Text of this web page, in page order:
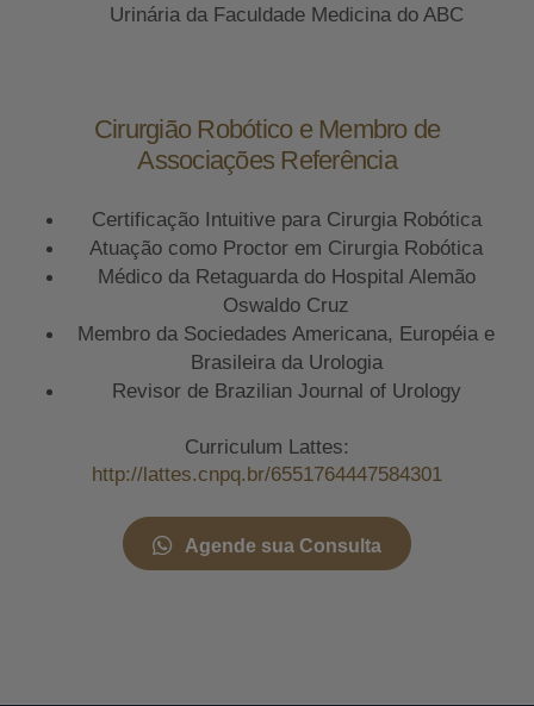
Urinária da Faculdade Medicina do ABC
Cirurgião Robótico e Membro de
Associações Referência
Certificação Intuitive para Cirurgia Robótica
Atuação como Proctor em Cirurgia Robótica
Médico da Retaguarda do Hospital Alemão
Oswaldo Cruz
Membro da Sociedades Americana, Européia e
Brasileira da Urologia
Revisor de Brazilian Journal of Urology
Curriculum Lattes:
http://lattes.cnpq.br/6551764447584301
Agende sua Consulta